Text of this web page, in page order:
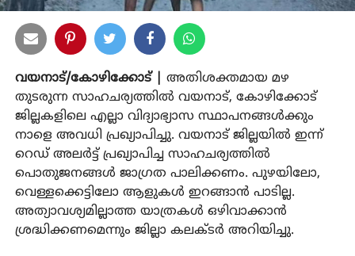
വയനാട്/കോഴിക്കോട് |
അതിശക്തമായ മഴ
തുടരുന്ന സാഹചര്യത്തില്‍ വയനാട്, കോഴിക്കോട്
ജില്ലകളിലെ എല്ലാ വിദ്യാഭ്യാസ സ്ഥാപനങ്ങള്‍ക്കും
നാളെ അവധി പ്രഖ്യാപിച്ചു. വയനാട് ജില്ലയില്‍ ഇന്ന്
റെഡ് അലര്‍ട്ട് പ്രഖ്യാപിച്ച സാഹചര്യത്തില്‍
പൊതുജനങ്ങള്‍ ജാഗ്രത പാലിക്കണം. പുഴയിലോ,
വെള്ളക്കെട്ടിലോ ആളുകള്‍ ഇറങ്ങാന്‍ പാടില്ല.
അത്യാവശ്യമില്ലാത്ത യാത്രകള്‍ ഒഴിവാക്കാന്‍
ശ്രദ്ധിക്കണമെന്നും ജില്ലാ കലക്ടര്‍ അറിയിച്ചു.